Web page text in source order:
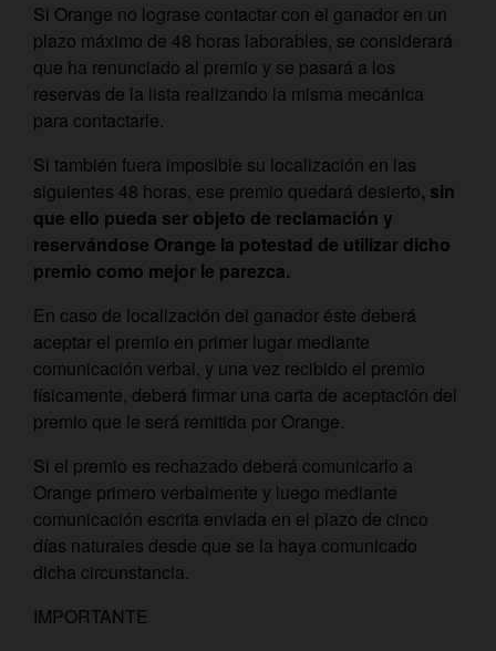
Si Orange no lograse contactar con el ganador en un
plazo máximo de 48 horas laborables, se considerará
que ha renunciado al premio y se pasará a los
reservas de la lista realizando la misma mecánica
para contactarle.
Si también fuera imposible su localización en las
siguientes 48 horas, ese premio quedará desierto, sin
que ello pueda ser objeto de reclamación y
reservándose Orange la potestad de utilizar dicho
premio como mejor le parezca.
En caso de localización del ganador éste deberá
aceptar el premio en primer lugar mediante
comunicación verbal, y una vez recibido el premio
físicamente, deberá firmar una carta de aceptación del
premio que le será remitida por Orange.
Si el premio es rechazado deberá comunicarlo a
Orange primero verbalmente y luego mediante
comunicación escrita enviada en el plazo de cinco
días naturales desde que se la haya comunicado
dicha circunstancia.
IMPORTANTE